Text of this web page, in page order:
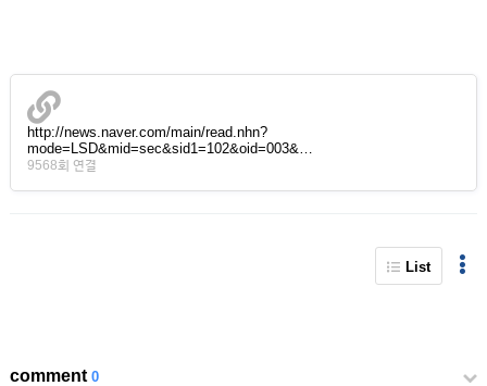
http://news.naver.com/main/read.nhn?
mode=LSD&mid=sec&sid1=102&oid=003&…
9568회 연결
List
comment0